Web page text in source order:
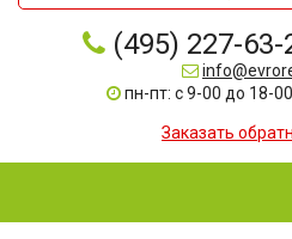
(495) 227-63-
пн-пт: с 9-00 до 18-
Заказать